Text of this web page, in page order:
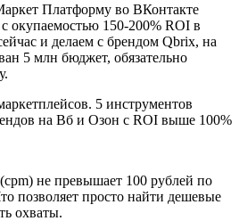
Платформу во ВКонтакте
окупаемостью 150-200% ROI в
и делаем с брендом Qbrix, на
5 млн бюджет, обязательно
не превышает 100 рублей по
позволяет просто найти дешевые
охваты.